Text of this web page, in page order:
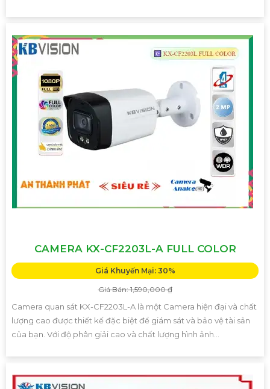
CAMERA KX-CF2203L-A FULL COLOR
Giá Khuyến Mại: 30%
Giá Bán: 1,590,000 ₫
Camera quan sát KX-CF2203L-A là một Camera hiện đại và chất
lượng cao được thiết kế đặc biệt để giám sát và bảo vệ tài sản
của bạn. Với độ phân giải cao và chất lượng hình ảnh...